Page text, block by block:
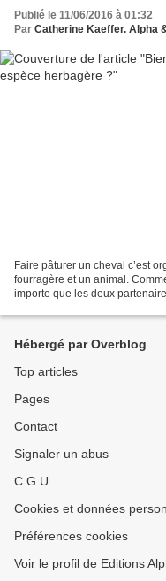
Publié le 11/06/2016 à 01:32
Par Catherine Kaeffer. Alpha
Faire pâturer un cheval c’est
fourragère et un animal.
importe que les deux
Hébergé par Overblog
Top articles
Pages
Contact
Signaler un abus
C.G.U.
Cookies et données
Préférences cookies
Voir le profil de Editions